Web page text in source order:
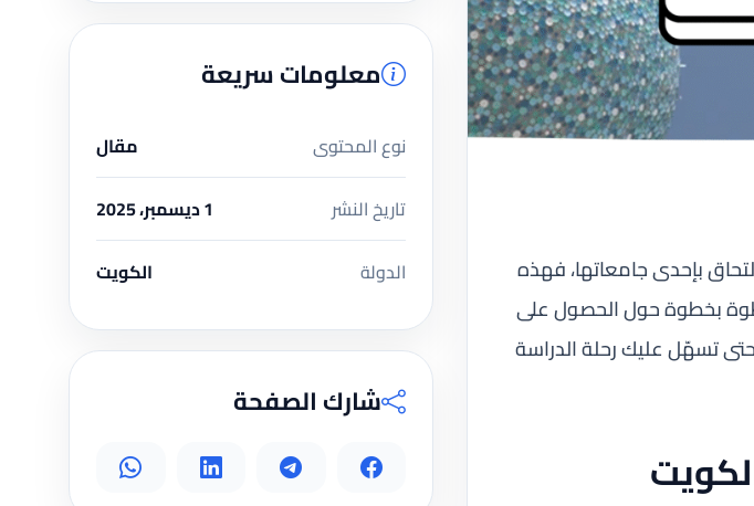
بإحدى جامعاتها، فهذه
خطوة بخطوة حول الحصول على
تسهّل عليك رحلة الدراسة
معلومات سريعة
نوع المحتوى
مقال
تاريخ النشر
1 ديسمبر، 2025
الدولة
الكويت
شارك الصفحة